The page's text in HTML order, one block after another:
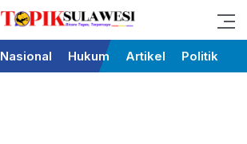
Topik Sulawesi
Bicara Tegas Terpercaya
Nasional Hukum Artikel Politik